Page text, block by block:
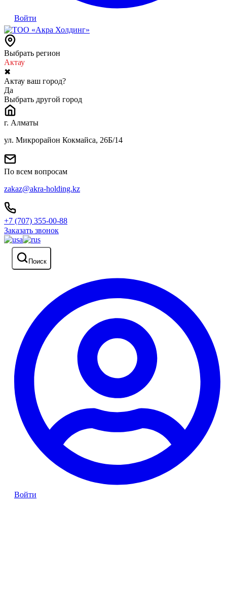
Войти
Выбрать регион
Актау
✖
Актау ваш город?
Да
Выбрать другой город
г. Алматы
ул. Микрорайон Кокмайса, 26Б/14
По всем вопросам
zakaz@akra-holding.kz
+7 (707) 355-00-88
Заказать звонок
Поиск
Войти